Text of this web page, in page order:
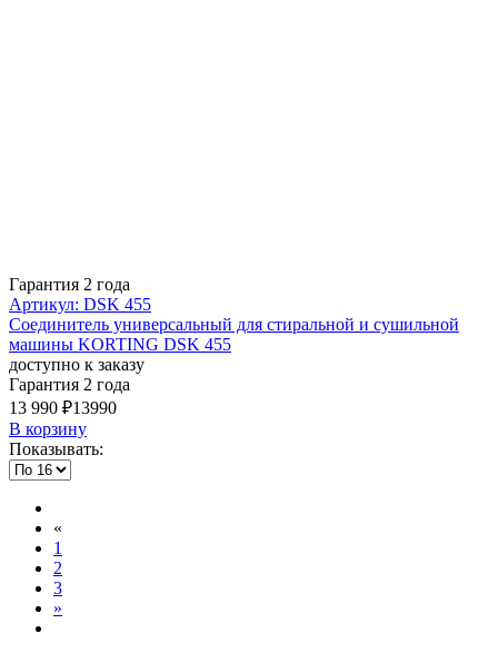
Гарантия 2 года
Артикул: DSK 455
Соединитель универсальный для стиральной и сушильной
машины KORTING DSK 455
доступно к заказу
Гарантия 2 года
13 990 ₽13990
В корзину
Показывать:
«
1
2
3
»